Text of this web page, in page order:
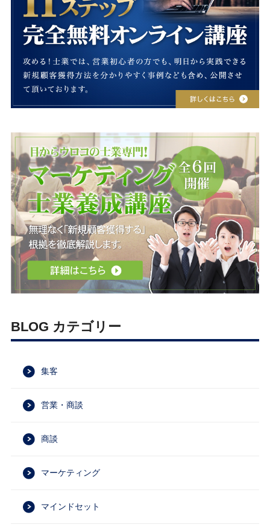
BLOG カテゴリー
集客
営業・商談
商談
マーケティング
マインドセット